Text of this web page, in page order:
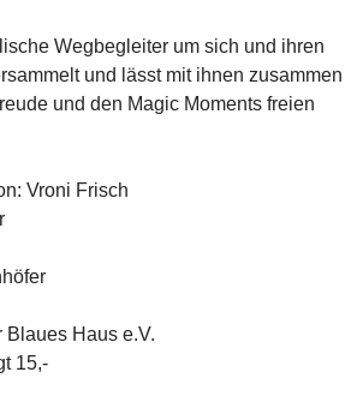
Wegbegleiter um sich und ihren
und lässt mit ihnen zusammen
und den Magic Moments freien
Vroni Frisch
Blaues Haus e.V.
15,-